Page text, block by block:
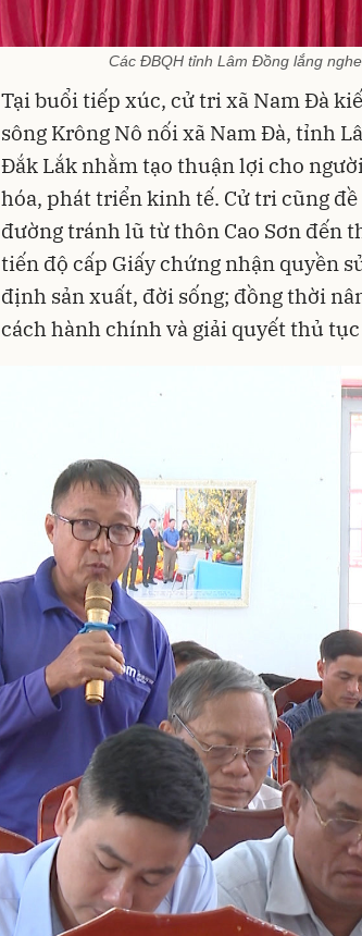
Các ĐBQH tỉnh Lâm Đồng lắng
Tại buổi tiếp xúc, cử tri xã Nam Đà
sông Krông Nô nối xã Nam Đà, tỉnh
Đắk Lắk nhằm tạo thuận lợi cho
hóa, phát triển kinh tế. Cử tri cũng
đường tránh lũ từ thôn Cao Sơn đến
tiến độ cấp Giấy chứng nhận quyền
định sản xuất, đời sống; đồng thời
cách hành chính và giải quyết thủ